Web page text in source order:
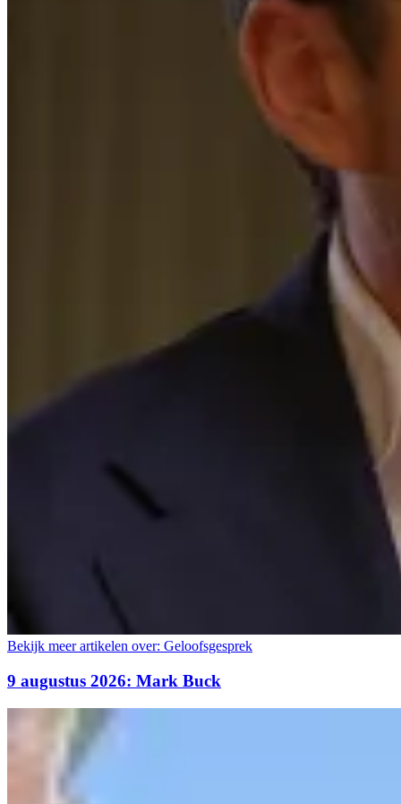
Bekijk meer artikelen over: Geloofsgesprek
9 augustus 2026: Mark Buck